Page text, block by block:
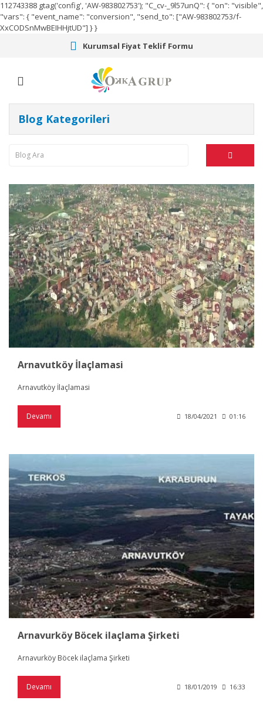
112743388 gtag('config', 'AW-983802753'); "C_cv-_9l57unQ": { "on": "visible",
"vars": { "event_name": "conversion", "send_to": ["AW-983802753/f-
XxCODSnMwBEIHHjtUD"] } }
Kurumsal Fiyat Teklif Formu
Blog Kategorileri
Arnavutköy İlaçlamasi
Arnavutköy İlaçlamasi
Devamı 18/04/2021 01:16
Arnavurköy Böcek ilaçlama Şirketi
Arnavurköy Böcek ilaçlama Şirketi
Devamı 18/01/2019 16:33